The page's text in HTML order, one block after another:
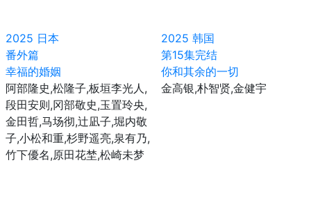
2025 日本
番外篇
幸福的婚姻
阿部隆史,松隆子,板垣李光人,
段田安则,冈部敬史,玉置玲央,
金田哲,马场彻,辻凪子,堀内敬
子,小松和重,杉野遥亮,泉有乃,
竹下優名,原田花埜,松崎未梦
2025 韩国
第15集完结
你和其余的一切
金高银,朴智贤,金健宇